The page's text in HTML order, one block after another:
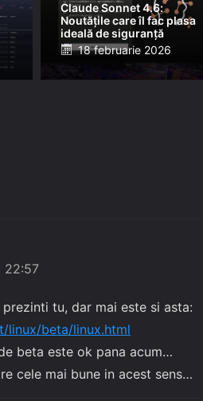
Claude Sonnet 4.6:
Noutățile care îl fac plasa
ideală de siguranță
Posted
18 februarie 2026
22:57
tu, dar mai este si asta:
linux/beta/linux.html
beta este ok pana acum…
cele mai bune in acest sens…